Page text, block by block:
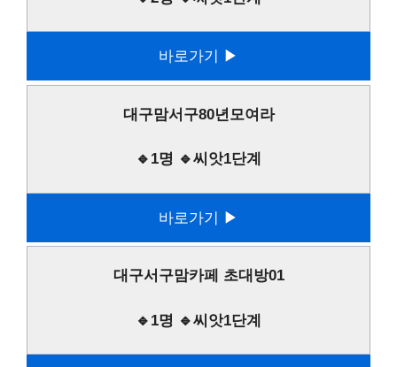
바로가기 ▶
대구맘서구80년모여라
🔹1명 🔹씨앗1단계
바로가기 ▶
대구서구맘카페 초대방01
🔹1명 🔹씨앗1단계